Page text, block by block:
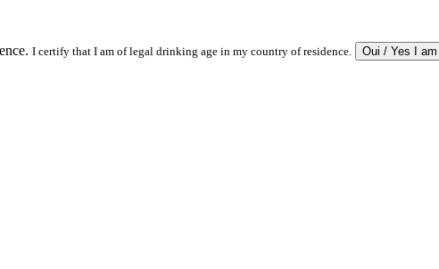
I certify that I am of legal drinking age in my country of residence.